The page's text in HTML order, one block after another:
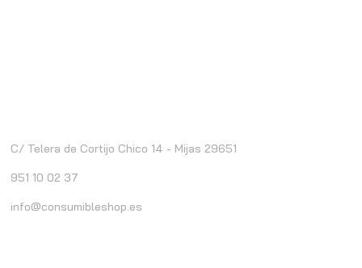
C/ Telera de Cortijo Chico 14 - Mijas 29651
951 10 02 37
info@consumibleshop.es